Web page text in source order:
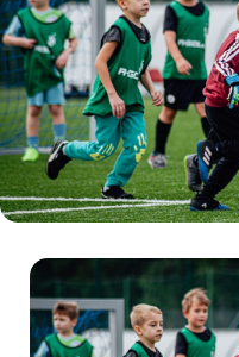
Biznes
Dla mediów
Kibice